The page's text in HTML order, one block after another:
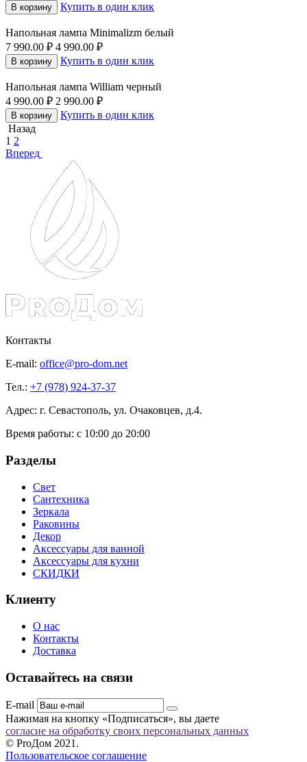
В корзину Купить в один клик
Напольная лампа Minimalizm белый
7 990.00 ₽ 4 990.00 ₽
В корзину Купить в один клик
Напольная лампа William черный
4 990.00 ₽ 2 990.00 ₽
В корзину
Купить в один клик
Назад
1 2
Вперед
Контакты
E-mail: office@pro-dom.net
Тел.: +7 (978) 924-37-37
Адрес: г. Севастополь, ул. Очаковцев, д.4.
Время работы: с 10:00 до 20:00
Разделы
Свет
Сантехника
Зеркала
Раковины
Декор
Аксессуары для ванной
Аксессуары для кухни
СКИДКИ
Клиенту
О нас
Контакты
Доставка
Оставайтесь на связи
E-mail
Нажимая на кнопку «Подписаться», вы даете
согласие на обработку своих персональных данных
© ProДом 2021.
Пользовательское соглашение